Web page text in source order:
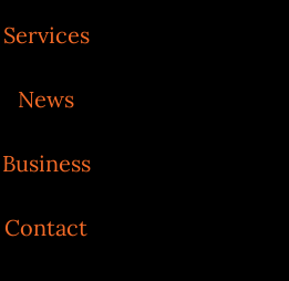
Services
News
Business
Contact